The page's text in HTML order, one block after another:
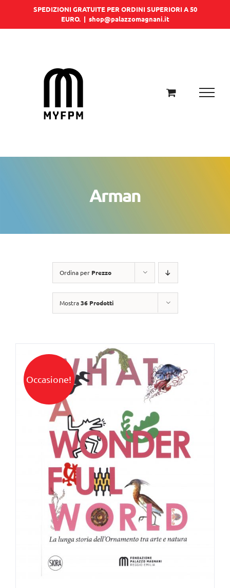
SPEDIZIONI GRATUITE PER ORDINI SUPERIORI A 50
EURO. | shop@palazzomagnani.it
Arman
Ordina per Prezzo
Mostra36 Prodotti
Occasione!